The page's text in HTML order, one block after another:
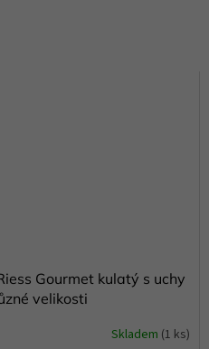
Gourmet kulatý s uchy
velikosti
Skladem (1 ks)